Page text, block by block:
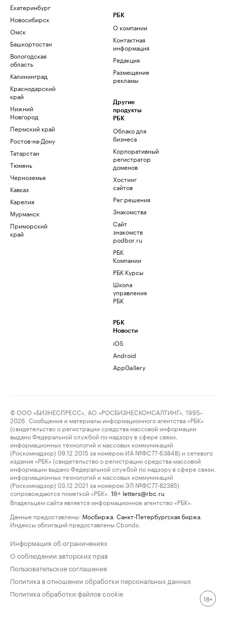
Екатеринбург
Новосибирск
Омск
Башкортостан
Вологодская
область
Калининград
Краснодарский
край
Нижний
Новгород
Пермский край
Ростов-на-Дону
Татарстан
Тюмень
Черноземье
Кавказ
Карелия
Мурманск
Приморский
край
РБК
О компании
Контактная
информация
Редакция
Размещение
рекламы
Другие
продукты
РБК
Облако для
бизнеса
Корпоративный
регистратор
доменов
Хостинг
сайтов
Рег.решения
Знакомства
Сайт
знакомств
podbor.ru
РБК
Компании
РБК Курсы
Школа
управления
РБК
РБК
Новости
iOS
Android
AppGallery
© ООО «БИЗНЕСПРЕСС», АО «РОСБИЗНЕСКОНСАЛТИНГ», 1995–
2026. Сообщения и материалы информационного агентства «РБК»
(свидетельство о регистрации средства массовой информации
выдано Федеральной службой по надзору в сфере связи,
информационных технологий и массовых коммуникаций
(Роскомнадзор) 09.12.2015 за номером ИА №ФС77-63848) и сетевого
издания «РБК» (свидетельство о регистрации средства массовой
информации выдано Федеральной службой по надзору в сфере связи,
информационных технологий и массовых коммуникаций
(Роскомнадзор) 03.12.2021 за номером ЭЛ №ФС77-82385)
сопровождаются пометкой «РБК».
18+ letters@rbc.ru
Владельцем сайта является информационное агентство «РБК».
Данные предоставлены: Мосбиржа Санкт-Петербургская биржа
Индексы облигаций предоставлены Cbonds.
Информация об ограничениях
О соблюдении авторских прав
Пользовательское соглашение
Политика в отношении обработки персональных данных
Политика обработки файлов cookie
18+